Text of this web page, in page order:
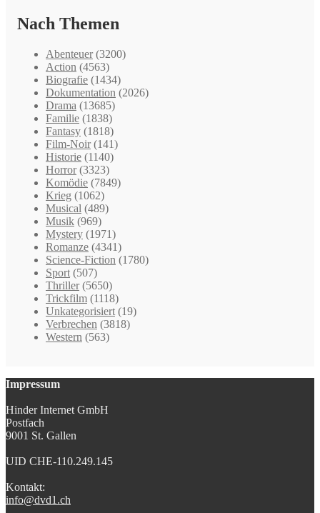
Nach Themen
Abenteuer (3200)
Action (4563)
Biografie (1434)
Dokumentation (2026)
Drama (13685)
Familie (1838)
Fantasy (1818)
Film-Noir (141)
Historie (1140)
Horror (3323)
Komödie (7849)
Krieg (1062)
Musical (489)
Musik (969)
Mystery (1971)
Romanze (4341)
Science-Fiction (1780)
Sport (507)
Thriller (5650)
Trickfilm (1118)
Unkategorisiert (19)
Verbrechen (3818)
Western (563)
Impressum
Hinder Internet GmbH
Postfach
9001 St. Gallen
UID CHE-110.249.145
Kontakt:
info@dvd1.ch